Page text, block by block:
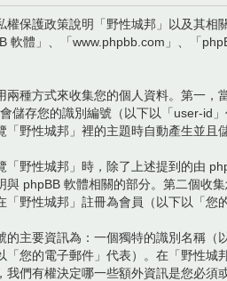
權保護政策說明「野性城邦」以及其相
軟體」、「www.phpbb.com」、「
兩種方式來收集您的個人資料。第一，
儲存您的識別編號（以下以「user-id
「野性城邦」裡的主題時自動產生並且
「野性城邦」時，除了上述提到的由
與 phpBB 軟體相關的部分。第二個收
「野性城邦」註冊為會員（以下以「您
的主要資訊為：一個獨特的識別名稱（
「您的電子郵件」代表）。在「野性
我們有權決定哪一些額外資訊是您必須